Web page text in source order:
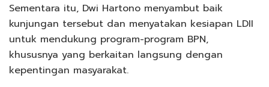
Sementara itu, Dwi Hartono menyambut baik
kunjungan tersebut dan menyatakan kesiapan LDII
untuk mendukung program-program BPN,
khususnya yang berkaitan langsung dengan
kepentingan masyarakat.